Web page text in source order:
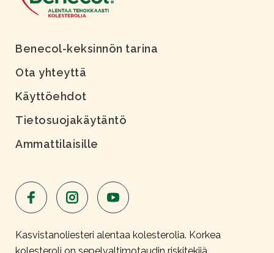
Benecol-keksinnön tarina
Ota yhteyttä
Käyttöehdot
Tietosuojakäytäntö
Ammattilaisille
Kasvistanoliesteri alentaa kolesterolia. Korkea